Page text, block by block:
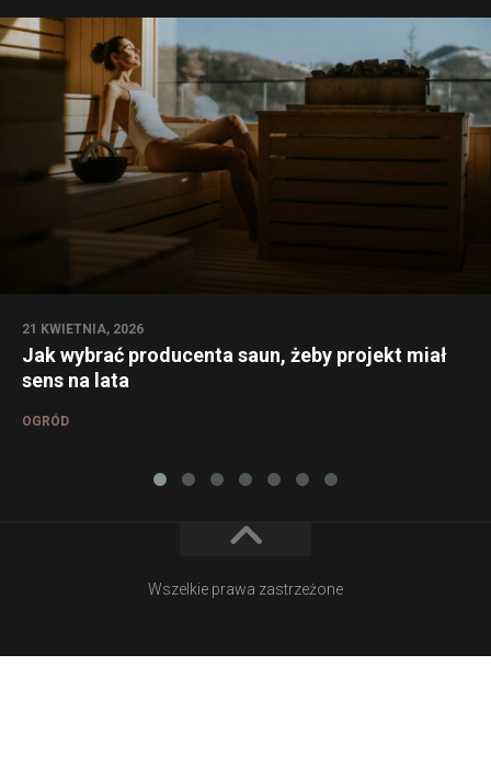
21 KWIETNIA, 2026
Jak wybrać producenta saun, żeby projekt miał
sens na lata
OGRÓD
Wszelkie prawa zastrzeżone